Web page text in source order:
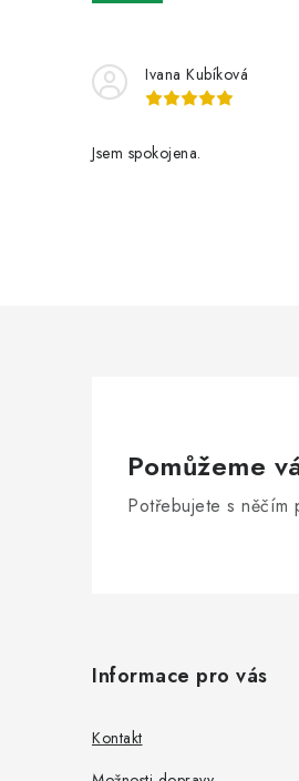
Ivana Kubíková
Jsem spokojena.
Pomůžeme
Potřebujete s něčím
Informace pro vás
Kontakt